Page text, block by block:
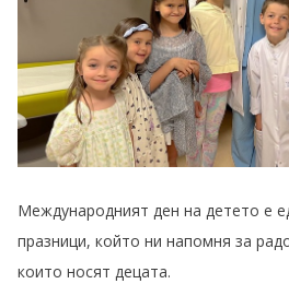
Международният ден на детето е
празници, който ни напомня за
които носят децата.